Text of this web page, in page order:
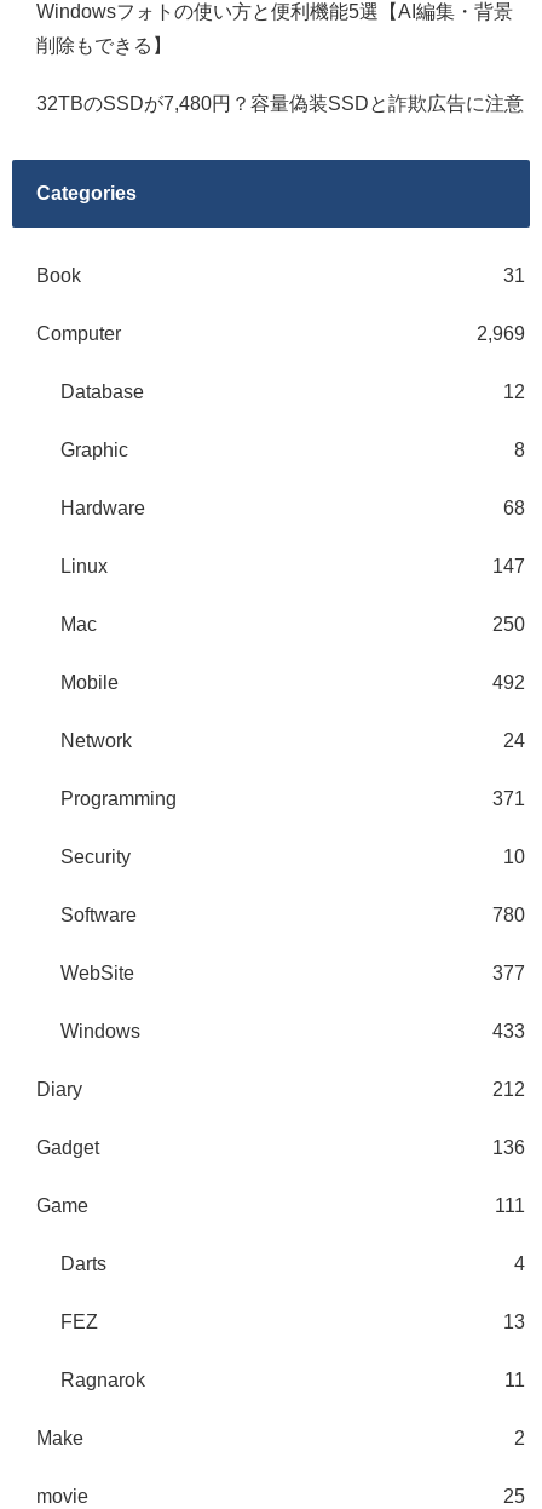
Windowsフォトの使い方と便利機能5選【AI編集・背景
削除もできる】
32TBのSSDが7,480円？容量偽装SSDと詐欺広告に注意
Categories
Book 31
Computer 2,969
Database 12
Graphic 8
Hardware 68
Linux 147
Mac 250
Mobile 492
Network 24
Programming 371
Security 10
Software 780
WebSite 377
Windows 433
Diary 212
Gadget 136
Game 111
Darts 4
FEZ 13
Ragnarok 11
Make 2
movie 25